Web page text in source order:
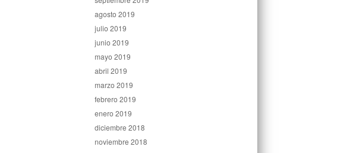
agosto 2019
julio 2019
junio 2019
mayo 2019
abril 2019
marzo 2019
febrero 2019
enero 2019
diciembre 2018
noviembre 2018